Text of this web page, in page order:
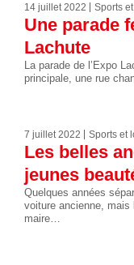
14 juillet 2022 Sports
Une parade
Lachute
La parade de l’Expo
principale, une rue
7 juillet 2022 Sports et
Les belles
jeunes
Quelques années
voiture ancienne, mais
maire…